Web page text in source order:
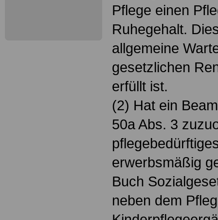
Pflege einen
Ruhegehalt.
allgemeine
gesetzlichen
erfüllt ist.
(2) Hat ein
50a Abs. 3
erwerbsmäßig
Buch
neben dem